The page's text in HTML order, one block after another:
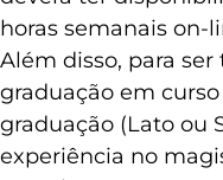
horas semanais on-
Além disso, para
graduação em
graduação (Lato ou
experiência no